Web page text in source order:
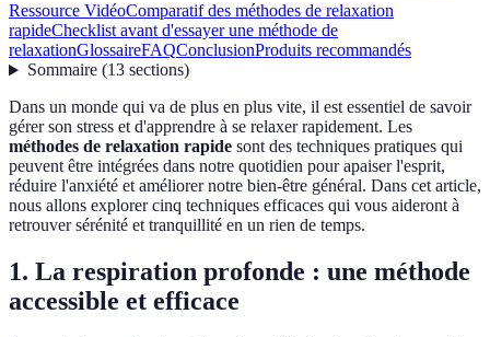
Ressource VidéoComparatif des méthodes de relaxation
rapideChecklist avant d'essayer une méthode de
relaxationGlossaireFAQConclusionProduits recommandés
Sommaire(13 sections)
Dans un monde qui va de plus en plus vite, il est essentiel de savoir
gérer son stress et d'apprendre à se relaxer rapidement. Les
méthodes de relaxation rapide sont des techniques pratiques qui
peuvent être intégrées dans notre quotidien pour apaiser l'esprit,
réduire l'anxiété et améliorer notre bien-être général. Dans cet article,
nous allons explorer cinq techniques efficaces qui vous aideront à
retrouver sérénité et tranquillité en un rien de temps.
1. La respiration profonde : une méthode
accessible et efficace